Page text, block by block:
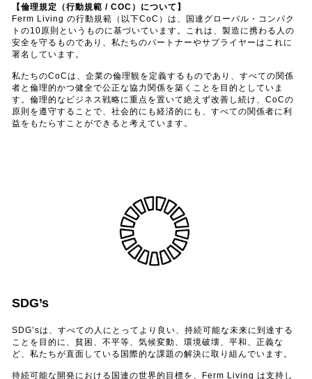
【倫理規定（行動規範 / COC）について】
Ferm Living の行動規範（以下CoC）は、国連グローバル・コンパク
トの10原則というものに基づいています。これは、製造に携わる人の
安全を守るものであり、私たちのパートナーやサプライヤーはこれに
署名しています。
私たちのCoCは、企業の倫理観を定義するものであり、すべての関係
者と倫理的かつ健全で公正な協力関係を築くことを目的としていま
す。倫理的なビジネス戦略に重点を置いて絶えず改善し続け、CoCの
原則を遵守することで、社会的にも経済的にも、すべての関係者に利
益をもたらすことができると考えています。
SDG’s
SDG’sは、すべての人にとってより良い、持続可能な未来に到達する
ことを目的に、貧困、不平等、気候変動、環境破壊、平和、正義な
ど、私たちが直面している国際的な課題の解決に取り組んでいます。
持続可能な開発における国連の世界的目標を、Ferm Living は支持し